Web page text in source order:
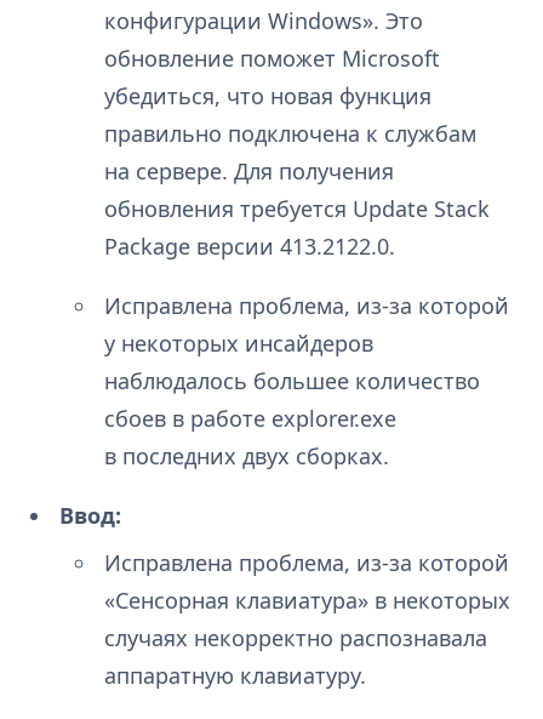
конфигурации Windows». Это
обновление поможет Microsoft
убедиться, что новая функция
правильно подключена к службам
на сервере. Для получения
обновления требуется Update Stack
Package версии 413.2122.0.
Исправлена проблема, из-за которой
у некоторых инсайдеров
наблюдалось большее количество
сбоев в работе explorer.exe
в последних двух сборках.
Ввод:
Исправлена проблема, из-за которой
«Сенсорная клавиатура» в некоторых
случаях некорректно распознавала
аппаратную клавиатуру.